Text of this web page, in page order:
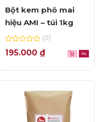
Bột kem phô mai
hiệu AMI – túi 1kg
0
out
(0)
195.000 ₫